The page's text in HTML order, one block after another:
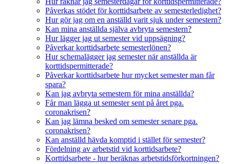
Påverkas stödet för korttidsarbete av semesterledighet?
Hur gör jag om en anställd varit sjuk under semestern?
Kan mina anställda själva avbryta semestern?
Hur lägger jag ut semester vid uppsägning?
Påverkar korttidsarbete semesterlönen?
Hur schemalägger jag semester när anställda är
korttidspermitterade?
Påverkar korttidsarbete hur mycket semester man får
spara?
Kan jag avbryta semestern för mina anställda?
Får man lägga ut semester sent på året pga.
coronakrisen?
Kan jag lämna besked om semester senare pga.
coronakrisen?
Kan anställd hävda komptid i stället för semester?
Fördelning av arbetstid vid korttidsarbete?
Korttidsarbete - hur beräknas arbetstidsförkortningen?